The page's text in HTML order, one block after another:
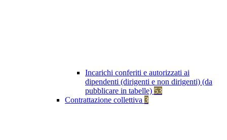
Incarichi conferiti e autorizzati ai
dipendenti (dirigenti e non dirigenti) (da
pubblicare in tabelle) 53
Contrattazione collettiva 3